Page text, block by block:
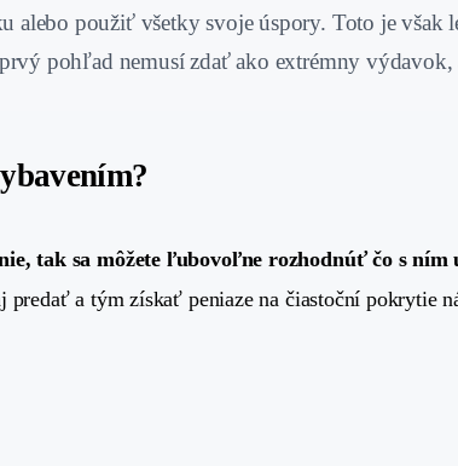
alebo použiť všetky svoje úspory. Toto je však
pohľad nemusí zdať ako extrémny výdavok,
tak sa môžete ľubovoľne rozhodnúť čo s ním
predať a tým získať peniaze na čiastoční pokrytie